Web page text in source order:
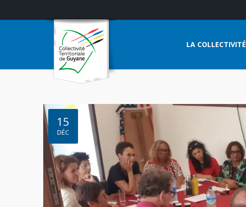
LA COLLECTIVITÉ
15
DÉC